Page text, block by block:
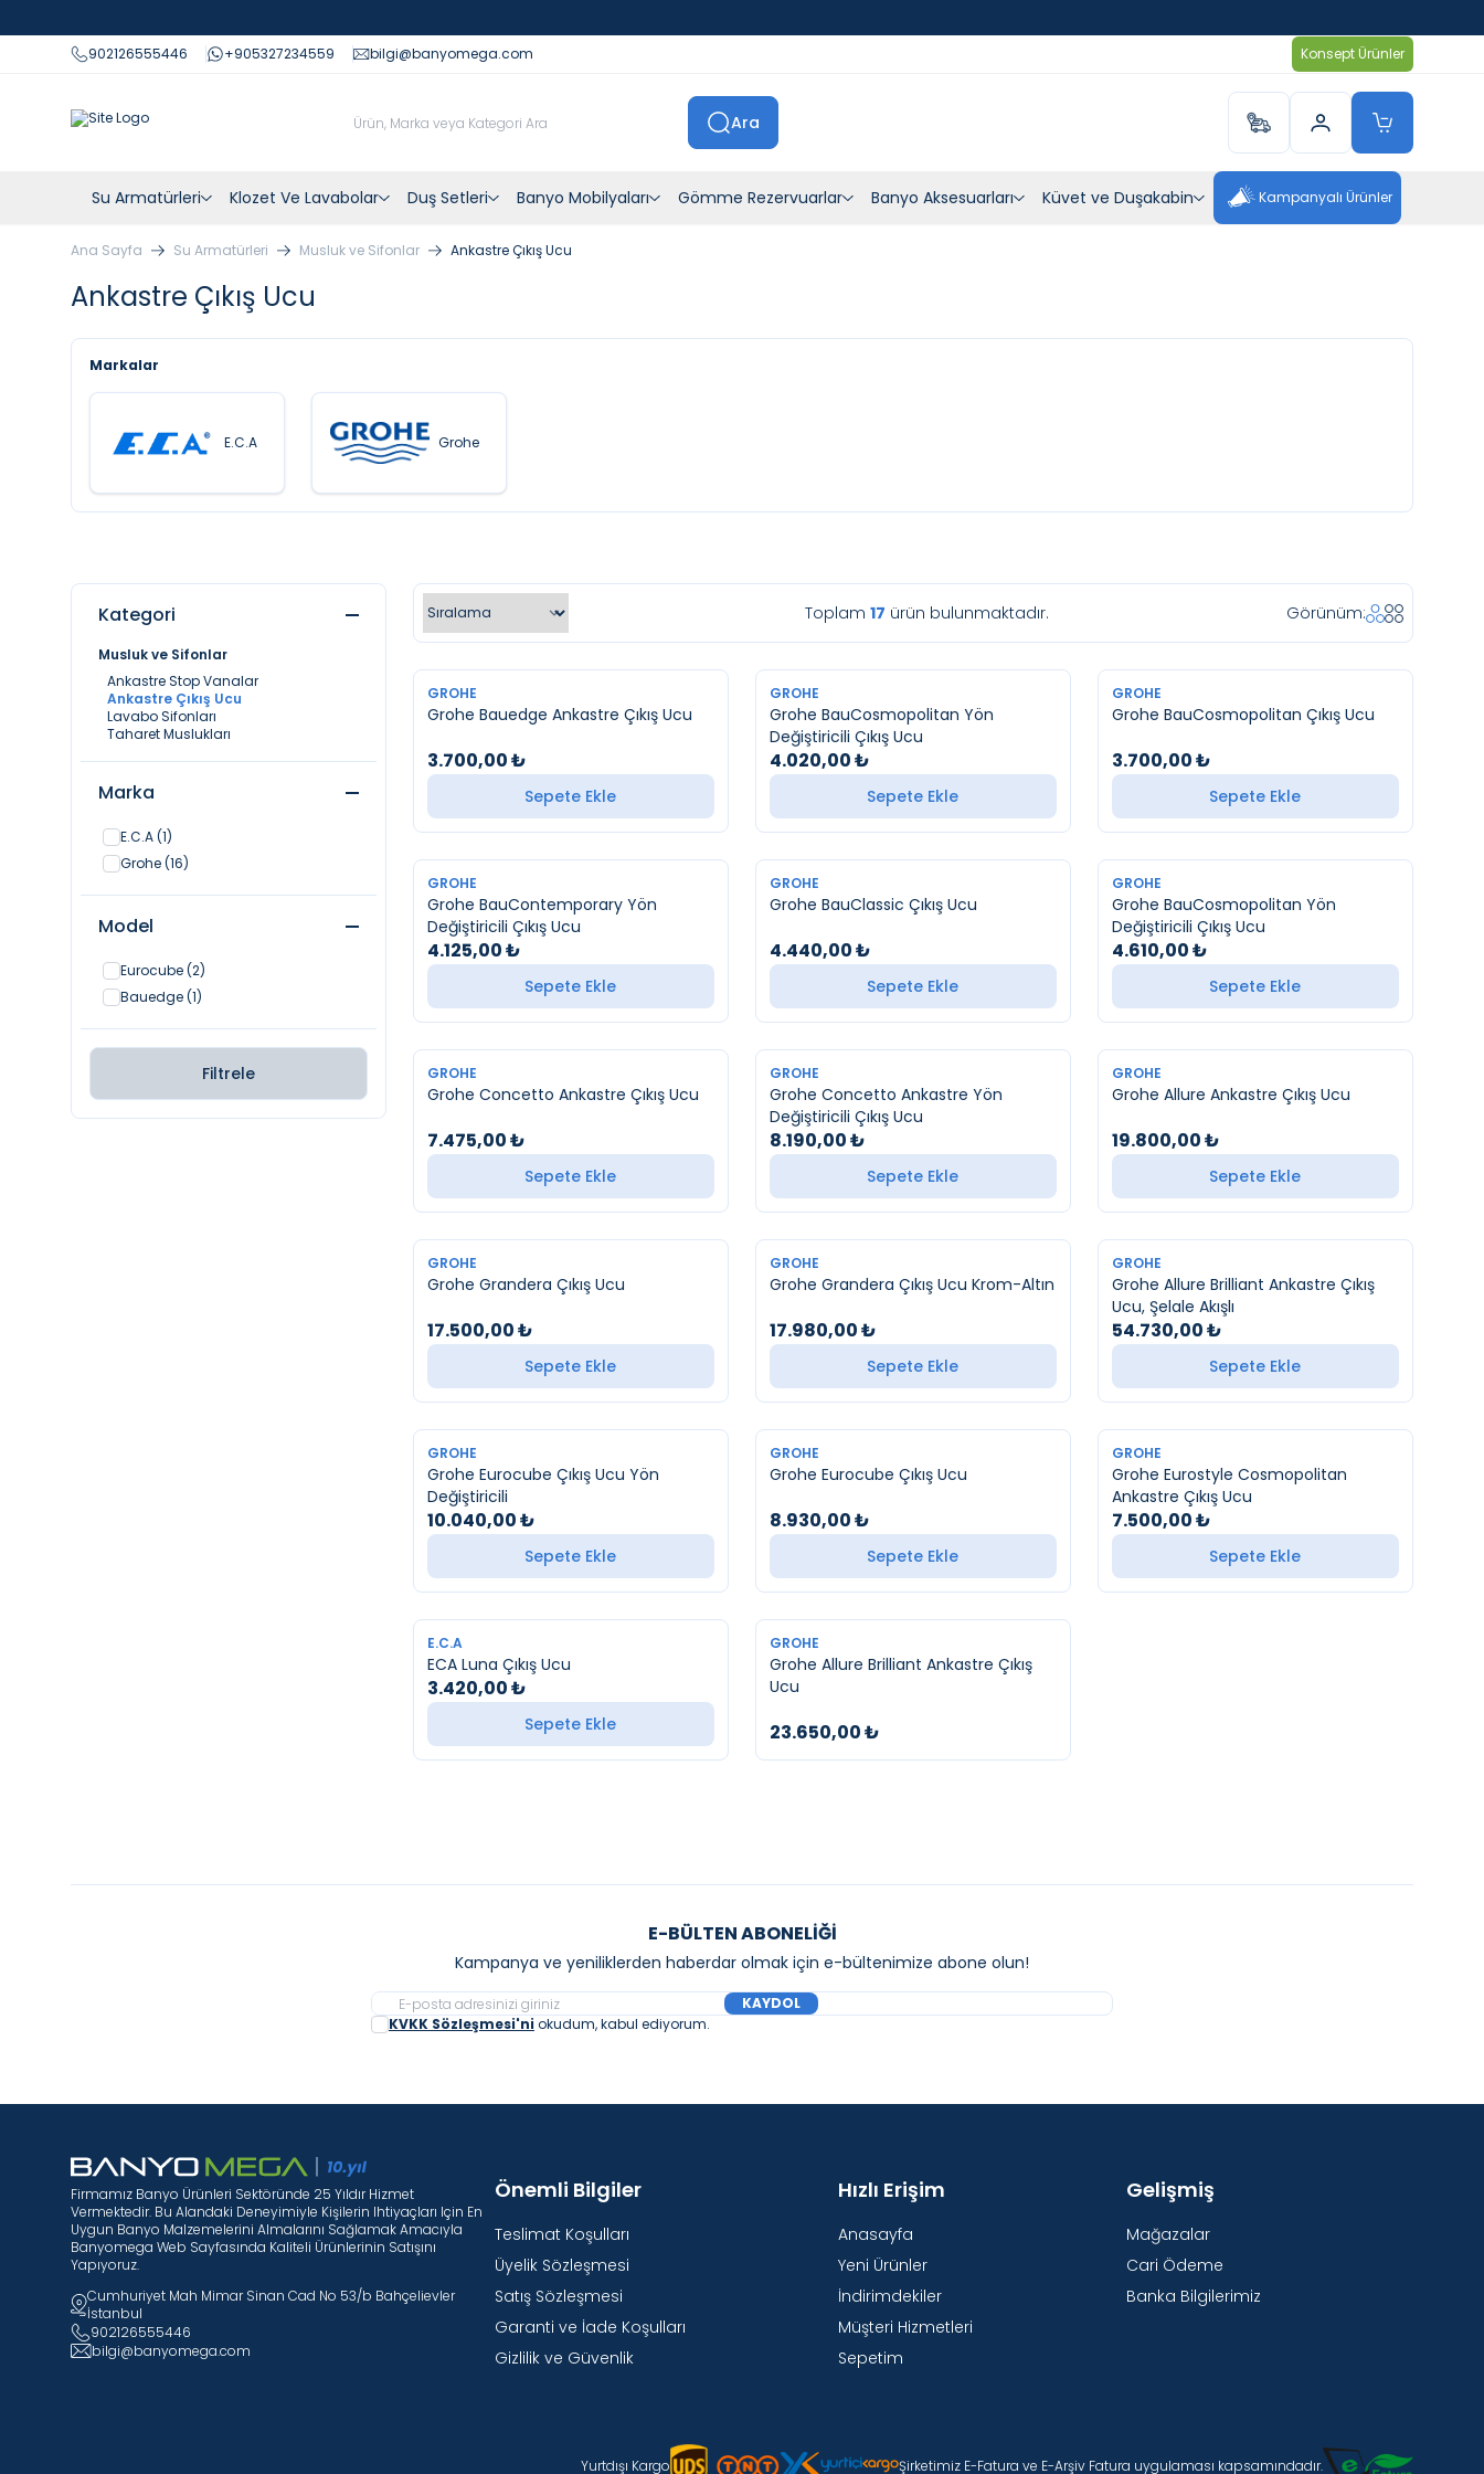
902126555446
+905327234559 bilgi@banyomega.com Konsept Ürünler
Ara
Su Armatürleri Klozet Ve Lavabolar Duş Setleri Banyo Mobilyaları Gömme Rezervuarlar Banyo Aksesuarları Küvet ve Duşakabin Kampanyalı Ürünler
Ana Sayfa Su Armatürleri Musluk ve Sifonlar Ankastre Çıkış Ucu
Ankastre Çıkış Ucu
Markalar
E.C.A Grohe
Kategori
Musluk ve Sifonlar
Ankastre Stop Vanalar
Ankastre Çıkış Ucu
Lavabo Sifonları
Taharet Muslukları
Marka
E.C.A(1)
Grohe(16)
Model
Eurocube(2)
Bauedge(1)
Filtrele
Toplam17 ürün bulunmaktadır. Görünüm:
YENI
GROHE
Grohe Bauedge Ankastre Çıkış Ucu
3.700,00₺
Sepete Ekle
YENI
GROHE
Grohe BauCosmopolitan Yön
Değiştiricili Çıkış Ucu
4.020,00₺
Sepete Ekle
YENI
GROHE
Grohe BauCosmopolitan Çıkış Ucu
3.700,00₺
Sepete Ekle
YENI
GROHE
Grohe BauContemporary Yön
Değiştiricili Çıkış Ucu
4.125,00₺
Sepete Ekle
YENI
GROHE
Grohe BauClassic Çıkış Ucu
4.440,00₺
Sepete Ekle
YENI
GROHE
Grohe BauCosmopolitan Yön
Değiştiricili Çıkış Ucu
4.610,00₺
Sepete Ekle
YENI
GROHE
Grohe Concetto Ankastre Çıkış Ucu
7.475,00₺
Sepete Ekle
YENI
GROHE
Grohe Concetto Ankastre Yön
Değiştiricili Çıkış Ucu
8.190,00₺
Sepete Ekle
YENI
GROHE
Grohe Allure Ankastre Çıkış Ucu
19.800,00₺
Sepete Ekle
YENI
GROHE
Grohe Grandera Çıkış Ucu
17.500,00₺
Sepete Ekle
YENI
GROHE
Grohe Grandera Çıkış Ucu Krom-Altın
17.980,00₺
Sepete Ekle
YENI
GROHE
Grohe Allure Brilliant Ankastre Çıkış
Ucu, Şelale Akışlı
54.730,00₺
Sepete Ekle
YENI
GROHE
Grohe Eurocube Çıkış Ucu Yön
Değiştiricili
10.040,00₺
Sepete Ekle
YENI
GROHE
Grohe Eurocube Çıkış Ucu
8.930,00₺
Sepete Ekle
YENI
GROHE
Grohe Eurostyle Cosmopolitan
Ankastre Çıkış Ucu
7.500,00₺
Sepete Ekle
YENI
E.C.A
ECA Luna Çıkış Ucu
3.420,00₺
Sepete Ekle
GROHE
Grohe Allure Brilliant Ankastre Çıkış
Ucu
23.650,00₺
E-BÜLTEN ABONELIĞI
Kampanya ve yeniliklerden haberdar olmak için e-bültenimize abone olun!
KAYDOL
KVKK Sözleşmesi'ni okudum, kabul ediyorum.
Firmamız Banyo Ürünleri Sektöründe 25 Yıldır Hizmet
Vermektedir. Bu Alandaki Deneyimiyle Kişilerin Ihtiyaçları Için En
Uygun Banyo Malzemelerini Almalarını Sağlamak Amacıyla
Banyomega Web Sayfasında Kaliteli Ürünlerinin Satışını
Yapıyoruz.
Cumhuriyet Mah Mimar Sinan Cad No 53/b Bahçelievler
İstanbul
902126555446
bilgi@banyomega.com
Önemli Bilgiler
Teslimat Koşulları
Üyelik Sözleşmesi
Satış Sözleşmesi
Garanti ve İade Koşulları
Gizlilik ve Güvenlik
Hızlı Erişim
Anasayfa
Yeni Ürünler
İndirimdekiler
Müşteri Hizmetleri
Sepetim
Gelişmiş
Mağazalar
Cari Ödeme
Banka Bilgilerimiz
Yurtdışı Kargo Şirketimiz E-Fatura ve E-Arşiv Fatura uygulaması kapsamındadır.